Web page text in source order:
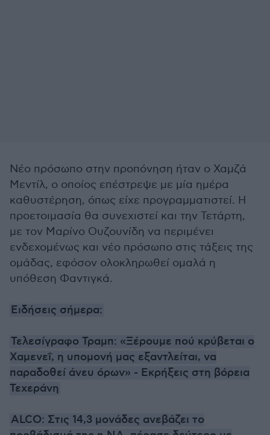
Νέο πρόσωπο στην προπόνηση ήταν ο Χαμζά
Μεντίλ, ο οποίος επέστρεψε με μία ημέρα
καθυστέρηση, όπως είχε προγραμματιστεί. Η
προετοιμασία θα συνεχιστεί και την Τετάρτη,
με τον Μαρίνο Ουζουνίδη να περιμένει
ενδεχομένως και νέο πρόσωπο στις τάξεις της
ομάδας, εφόσον ολοκληρωθεί ομαλά η
υπόθεση Φαντιγκά.
Ειδήσεις σήμερα:
Τελεσίγραφο Τραμπ: «Ξέρουμε πού κρύβεται ο
Χαμενεΐ, η υπομονή μας εξαντλείται, να
παραδοθεί άνευ όρων» - Εκρήξεις στη βόρεια
Τεχεράνη
ALCO: Στις 14,3 μονάδες ανεβάζει το